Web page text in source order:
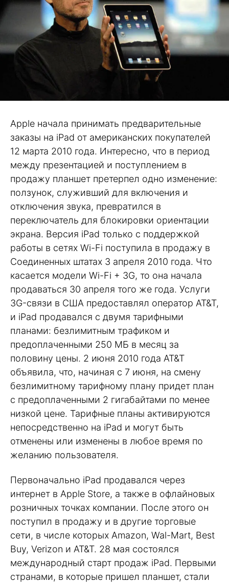
Apple начала принимать предварительные
заказы на iPad от американских покупателей
12 марта 2010 года. Интересно, что в период
между презентацией и поступлением в
продажу планшет претерпел одно изменение:
ползунок, служивший для включения и
отключения звука, превратился в
переключатель для блокировки ориентации
экрана. Версия iPad только с поддержкой
работы в сетях Wi-Fi поступила в продажу в
Соединенных штатах 3 апреля 2010 года. Что
касается модели Wi-Fi + 3G, то она начала
продаваться 30 апреля того же года. Услуги
3G-связи в США предоставлял оператор AT&T,
и iPad продавался с двумя тарифными
планами: безлимитным трафиком и
предоплаченными 250 МБ в месяц за
половину цены. 2 июня 2010 года AT&T
объявила, что, начиная с 7 июня, на смену
безлимитному тарифному плану придет план
с предоплаченными 2 гигабайтами по менее
низкой цене. Тарифные планы активируются
непосредственно на iPad и могут быть
отменены или изменены в любое время по
желанию пользователя.
Первоначально iPad продавался через
интернет в Apple Store, а также в офлайновых
розничных точках компании. После этого он
поступил в продажу и в другие торговые
сети, в числе которых Amazon, Wal-Mart, Best
Buy, Verizon и AT&T. 28 мая состоялся
международный старт продаж iPad. Первыми
странами, в которые пришел планшет, стали